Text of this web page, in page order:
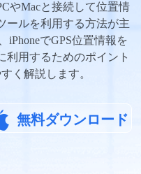
やMacと接続して位置情
ールを利用する方法が主
iPhoneでGPS位置情報を
利用するためのポイント
く解説します。
無料ダウンロード